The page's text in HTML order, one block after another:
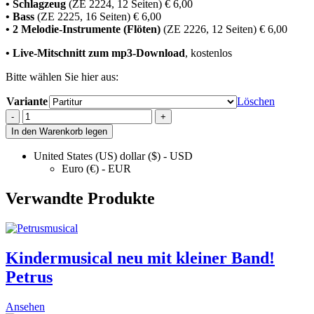
• Schlagzeug (ZE 2224, 12 Seiten) € 6,00
• Bass (ZE 2225, 16 Seiten) € 6,00
• 2 Melodie-Instrumente (Flöten) (ZE 2226, 12 Seiten) € 6,00
• Live-Mitschnitt zum mp3-Download, kostenlos
Bitte wählen Sie hier aus:
Variante Löschen
-
Lydia
-
Die
Purpurhändlerin
quantity
+
In den Warenkorb legen
United States (US) dollar ($) - USD
Euro (€) - EUR
Verwandte Produkte
Kindermusical neu mit kleiner Band!
Petrus
Ansehen